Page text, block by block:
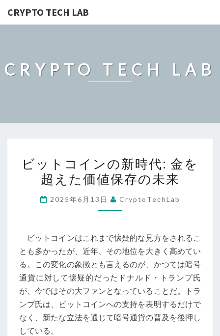
CRYPTO TECH LAB
CRYPTO TECH LAB
ッ
ト
イ
の
時
代:
を
超
ビットコインの新時代: 金を
超えた価値保存の未来
2025年6月13日 CryptoTechLab
ビットコインはこれまで懐疑的な見方をされるこ
とも多かったが、近年、その地位を大きく高めてい
る。この変化の象徴とも言えるのが、かつては暗号
通貨に対して懐疑的だったドナルド・トランプ氏
が、今ではその大ファンとなっていることだ。トラ
ンプ氏は、ビットコインへの支持を表明するだけで
なく、新たな立法を通じて暗号通貨の普及を後押し
している。